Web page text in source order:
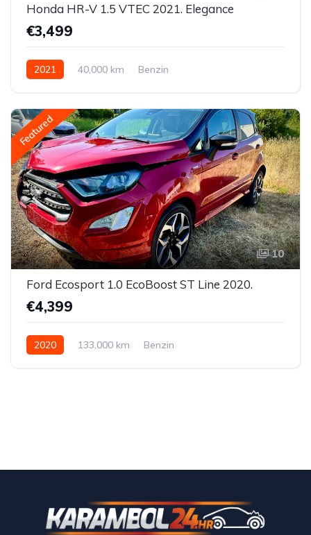
Honda HR-V 1.5 VTEC 2021. Elegance
€3,499
2021 40,000 km Benzin
Featured
10
Ford Ecosport 1.0 EcoBoost ST Line 2020.
€4,399
2020 133,000 km Benzin